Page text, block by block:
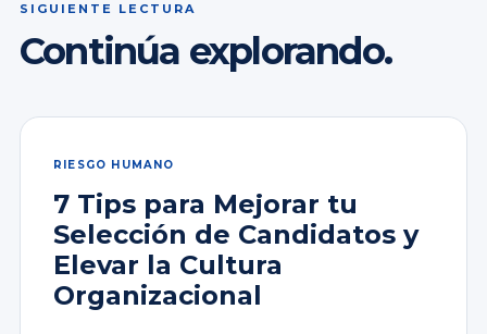
SIGUIENTE LECTURA
Continúa explorando.
RIESGO HUMANO
7 Tips para Mejorar tu
Selección de Candidatos y
Elevar la Cultura
Organizacional